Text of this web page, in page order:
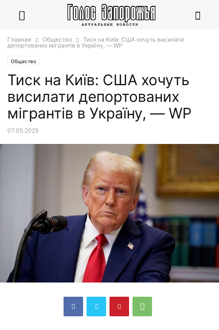
Главная Общество
Тиск на Київ: США хочуть висилати
депортованих мігрантів в Україну, — WP
Общество
Тиск на Київ: США хочуть
висилати депортованих
мігрантів в Україну, — WP
07.05.2025